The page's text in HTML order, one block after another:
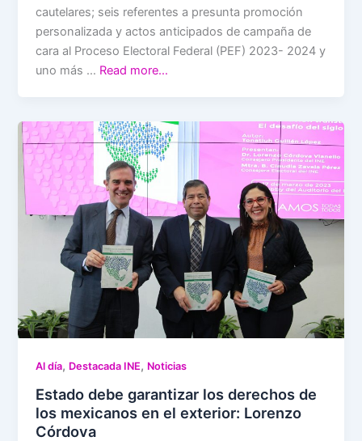
cautelares; seis referentes a presunta promoción
personalizada y actos anticipados de campaña de
cara al Proceso Electoral Federal (PEF) 2023- 2024 y
uno más … Read more…
Al día, Destacada INE, Noticias
Estado debe garantizar los derechos de
los mexicanos en el exterior: Lorenzo
Córdova